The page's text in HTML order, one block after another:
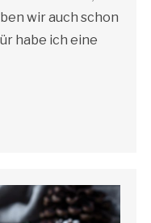
wir auch schon
habe ich eine